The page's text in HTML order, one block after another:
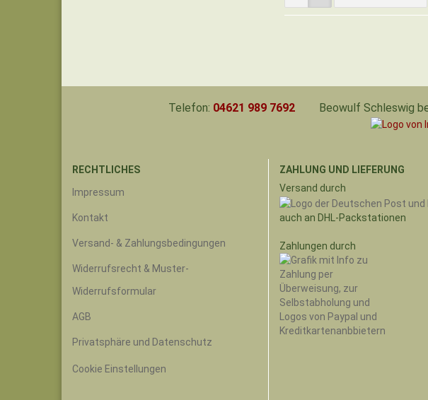
Telefon: 04621 989 7692 Beowulf Schleswig
RECHTLICHES
Impressum
Kontakt
Versand- & Zahlungsbedingungen
Widerrufsrecht & Muster-
Widerrufsformular
AGB
Privatsphäre und Datenschutz
Cookie Einstellungen
ZAHLUNG UND LIEFERUNG
Versand durch
auch an DHL-Packstationen
Zahlungen durch